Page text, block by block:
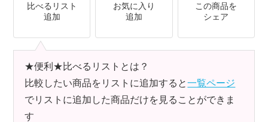
比べるリスト
追加
お気に入り
追加
この商品を
シェア
★便利★比べるリストとは？
比較したい商品をリストに追加すると一覧ページ
でリストに追加した商品だけを見ることができま
す